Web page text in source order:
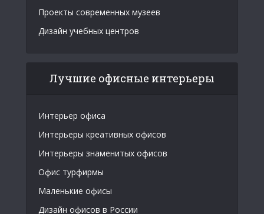
Проекты современных музеев
Дизайн учебных центров
Лучшие офисные интерьеры
Интерьер офиса
Интерьеры креативных офисов
Интерьеры знаменитых офисов
Офис турфирмы
Маленькие офисы
Дизайн офисов в России